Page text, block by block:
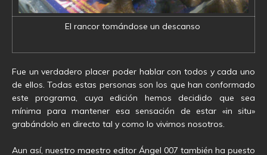
El rancor tomándose un descanso
Fue un verdadero placer poder hablar con todos y cada uno
de ellos. Todas estas personas son los que han conformado
este programa, cuya edición hemos decidido que sea
mínima para mantener esa sensación de estar «in situ»
grabándolo en directo tal y como lo vivimos nosotros.
Aun así, nuestro maestro editor Ángel 007 también ha puesto